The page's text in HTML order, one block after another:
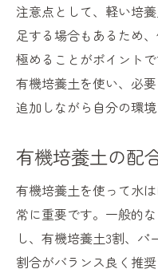
方法
家庭菜園で役立つ
家庭菜園で有
有機培養土で
きに
配合比率が水
果
プランター栽
有機培養土の
法
注意点として、軽い培
足する場合もあるため
極めることがポイント
有機培養土を使い、必
追加しながら自分の環
有機培養土の配
有機培養土を使って水
常に重要です。一般的
し、有機培養土3割、パ
割合がバランス良く推